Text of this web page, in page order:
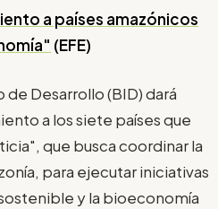
a países amazónicos
(EFE)
Desarrollo (BID) dará
a los siete países que
que busca coordinar la
para ejecutar iniciativas
y la bioeconomía